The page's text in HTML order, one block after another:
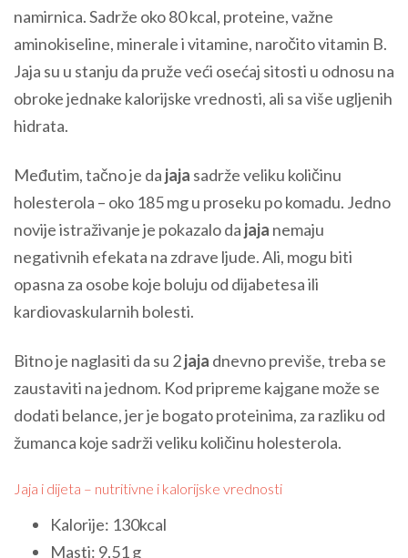
namirnica. Sadrže oko 80 kcal, proteine, važne
aminokiseline, minerale i vitamine, naročito vitamin B.
Jaja su u stanju da pruže veći osećaj sitosti u odnosu na
obroke jednake kalorijske vrednosti, ali sa više ugljenih
hidrata.
Međutim, tačno je da jaja sadrže veliku količinu
holesterola – oko 185 mg u proseku po komadu. Jedno
novije istraživanje je pokazalo da jaja nemaju
negativnih efekata na zdrave ljude. Ali, mogu biti
opasna za osobe koje boluju od dijabetesa ili
kardiovaskularnih bolesti.
Bitno je naglasiti da su 2jaja dnevno previše, treba se
zaustaviti na jednom. Kod pripreme kajgane može se
dodati belance, jer je bogato proteinima, za razliku od
žumanca koje sadrži veliku količinu holesterola.
Jaja i dijeta – nutritivne i kalorijske vrednosti
Kalorije: 130kcal
Masti: 9,51 g